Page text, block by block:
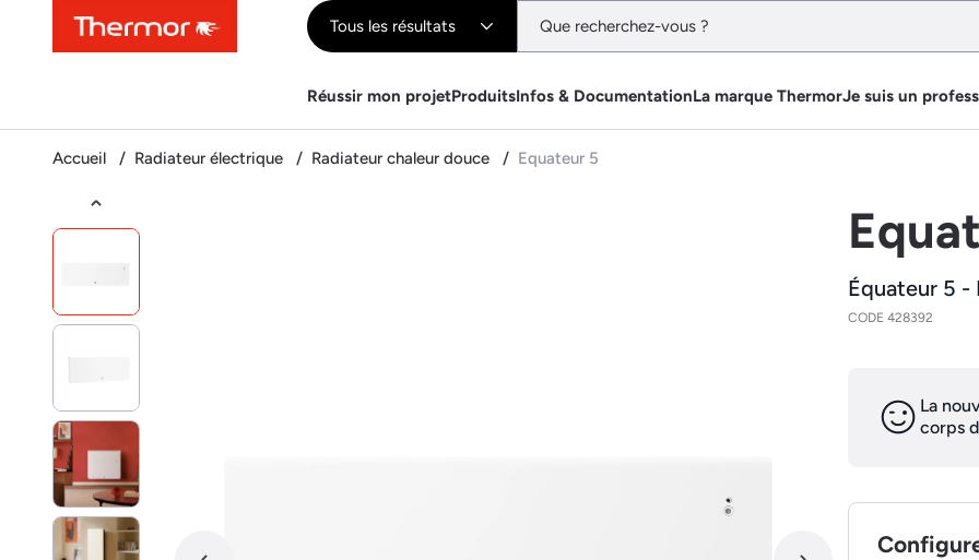
ContenuMenuRecherche Tous les résultats
Réussir mon projetProduitsInfos & DocumentationLa marque ThermorJe suis un
Accueil Radiateur électrique Radiateur chaleur douce Equateur 5
Équateur 5 -
CODE 428392
La
corps